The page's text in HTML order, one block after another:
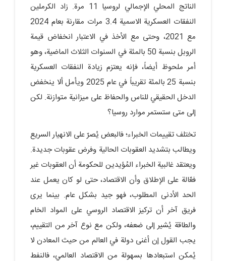
الناتج المحلي الإجمالي لروسيا 11 مرة. زاد الكرملين
النفقات العسكرية الاسمية 3.4 مرات مقارنة بعام 2024
مع 2021، وحتى مع الأخذ في الاعتبار انخفاض قيمة
الروبل بنسبة 50 بالمئة في السنوات الثلاث الماضية، وهو
أمر ملحوظ أيضاً، فإنه يعتزم زيادة النفقات العسكرية
بنسبة 25 بالمئة تقريباً في عام 2025 ويأمل ألا ينخفض
الدخل الحقيقي للناس والحفاظ على ميزانية متوازنة. لكن
إلى متى ستستمر موارد روسيا؟
تختلف تقييمات الخبراء؛ فالبعض يُصرّ على الانهيار السريع
ويطالب بتشديد العقوبات الحالية وفرض عقوبات جديدة.
ويعتقد غالبية الخبراء المُؤيدين للحكومة أن العقوبات غير
فعّالة على الإطلاق وأن الاقتصاد، حتى لو كان يعمل عند
الحد الأدنى المطلوب، فهو جيد بشكل عام. بينما يرى
فريق آخر أن تركيز الاقتصاد الروسي على المواد الخام
والطاقة يُشير إلى ضعفه، ولكن مع نوع آخر من التقييم،
يجب القول إن أغنى دولة في العالم من حيث المعادن لا
يُمكن استبعادها بسهولة من الاقتصاد العالمي، فالنفط